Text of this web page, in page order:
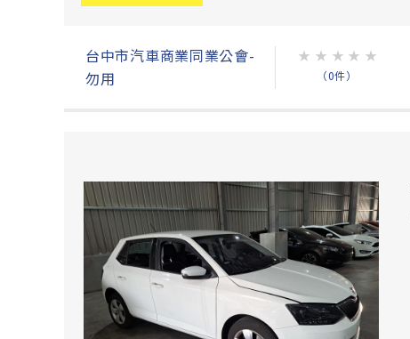
台中市汽車商業同業公會-
勿用
★ ★ ★ ★ ★
（0件）